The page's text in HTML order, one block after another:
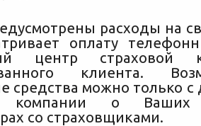
расходы на
оплату
центр страховой
клиента.
средства можно только с
компании о Ваших
со страховщиками.